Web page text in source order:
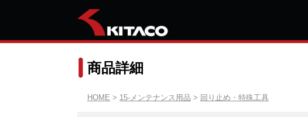
商品詳細
HOME > 15-メンテナンス用品 > 回り止め・特殊工具